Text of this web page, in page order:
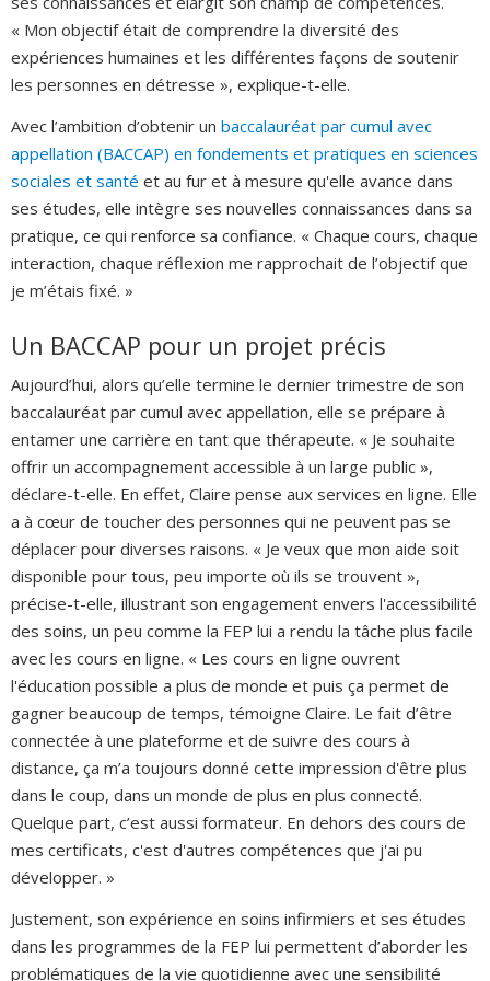
« Mon objectif était de comprendre la diversité des
expériences humaines et les différentes façons de soutenir
les personnes en détresse », explique-t-elle.
Avec l’ambition d’obtenir un baccalauréat par cumul avec
appellation (BACCAP) en fondements et pratiques en sciences
sociales et santé et au fur et à mesure qu'elle avance dans
ses études, elle intègre ses nouvelles connaissances dans sa
pratique, ce qui renforce sa confiance. « Chaque cours, chaque
interaction, chaque réflexion me rapprochait de l’objectif que
je m’étais fixé. »
Un BACCAP pour un projet précis
Aujourd’hui, alors qu’elle termine le dernier trimestre de son
baccalauréat par cumul avec appellation, elle se prépare à
entamer une carrière en tant que thérapeute. « Je souhaite
offrir un accompagnement accessible à un large public »,
déclare-t-elle. En effet, Claire pense aux services en ligne. Elle
a à cœur de toucher des personnes qui ne peuvent pas se
déplacer pour diverses raisons. « Je veux que mon aide soit
disponible pour tous, peu importe où ils se trouvent »,
précise-t-elle, illustrant son engagement envers l'accessibilité
des soins, un peu comme la FEP lui a rendu la tâche plus facile
avec les cours en ligne. « Les cours en ligne ouvrent
l'éducation possible a plus de monde et puis ça permet de
gagner beaucoup de temps, témoigne Claire. Le fait d’être
connectée à une plateforme et de suivre des cours à
distance, ça m’a toujours donné cette impression d'être plus
dans le coup, dans un monde de plus en plus connecté.
Quelque part, c’est aussi formateur. En dehors des cours de
mes certificats, c'est d'autres compétences que j'ai pu
développer. »
Justement, son expérience en soins infirmiers et ses études
dans les programmes de la FEP lui permettent d’aborder les
problématiques de la vie quotidienne avec une sensibilité